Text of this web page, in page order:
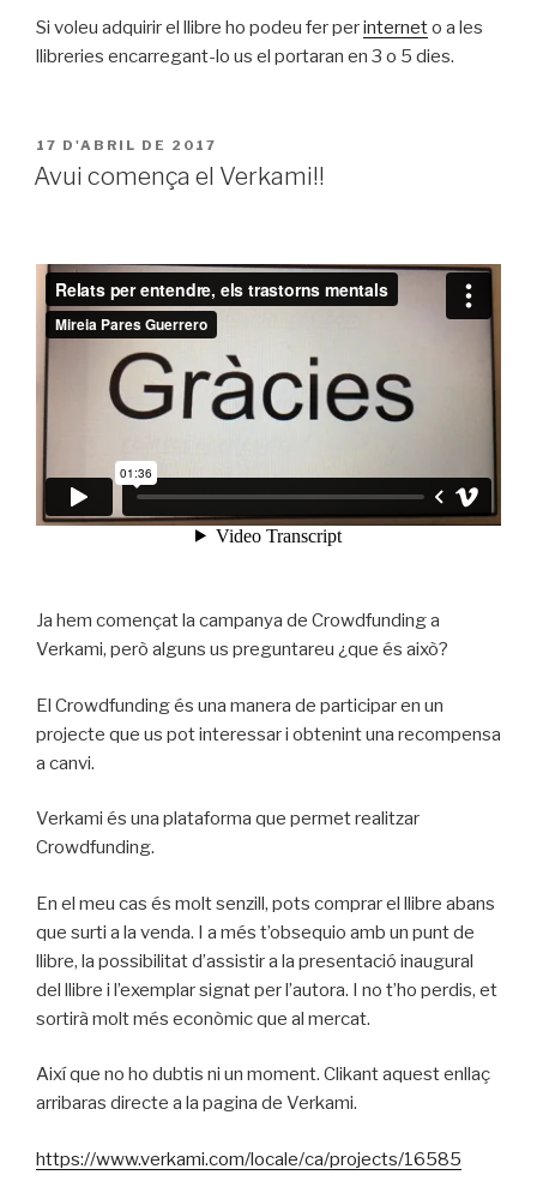
Si voleu adquirir el llibre ho podeu fer perinterneto a les
llibreries encarregant-lo us el portaran en 3 o 5 dies.
PUBLICAT
A
17 D'ABRIL DE 2017
Avui comença el Verkami!!
Ja hem començat la campanya de Crowdfunding a
Verkami, però alguns us preguntareu ¿que és això?
El Crowdfunding és una manera de participar en un
projecte que us pot interessar i obtenint una recompensa
a canvi.
Verkami és una plataforma que permet realitzar
Crowdfunding.
En el meu cas és molt senzill, pots comprar el llibre abans
que surti a la venda. I a més t’obsequio amb un punt de
llibre, la possibilitat d’assistir a la presentació inaugural
del llibre i l’exemplar signat per l’autora. I no t’ho perdis, et
sortirà molt més econòmic que al mercat.
Així que no ho dubtis ni un moment. Clikant aquest enllaç
arribaras directe a la pagina de Verkami.
https://www.verkami.com/locale/ca/projects/16585